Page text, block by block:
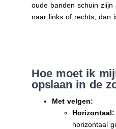
oude banden schuin
naar links of rechts, dan
Hoe moet ik
opslaan in de
Met velgen:
Horizontaal:
horizontaal